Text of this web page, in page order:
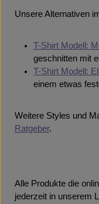
Unsere Alternativen
T-Shirt Modell:
geschnitten mit
T-Shirt Modell:
einem etwas
Weitere Styles und
Ratgeber.
Alle Produkte die
jederzeit in unserem